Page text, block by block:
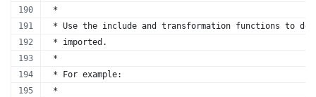
*
* Use the include and transformation functions to
* imported.
*
* For example:
*